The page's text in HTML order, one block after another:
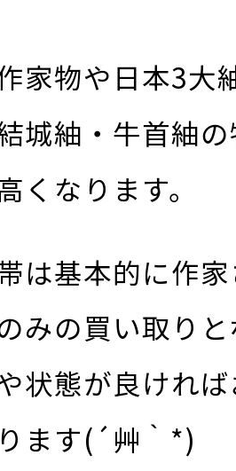
家物や日本3大
城紬・牛首紬
くなります。
は基本的に作
みの買い取り
状態が良けれ
ます(´艸｀*)